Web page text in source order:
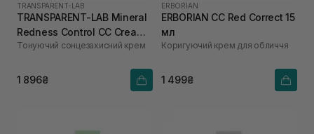
TRANSPARENT-LAB
TRANSPARENT-LAB Mineral
Redness Control CC Cream
SPF50 45 мл
Тонуючий сонцезахисний крем
1 896₴
ERBORIAN
ERBORIAN CC Red Correct 15
мл
Коригуючий крем для обличчя
1 499₴